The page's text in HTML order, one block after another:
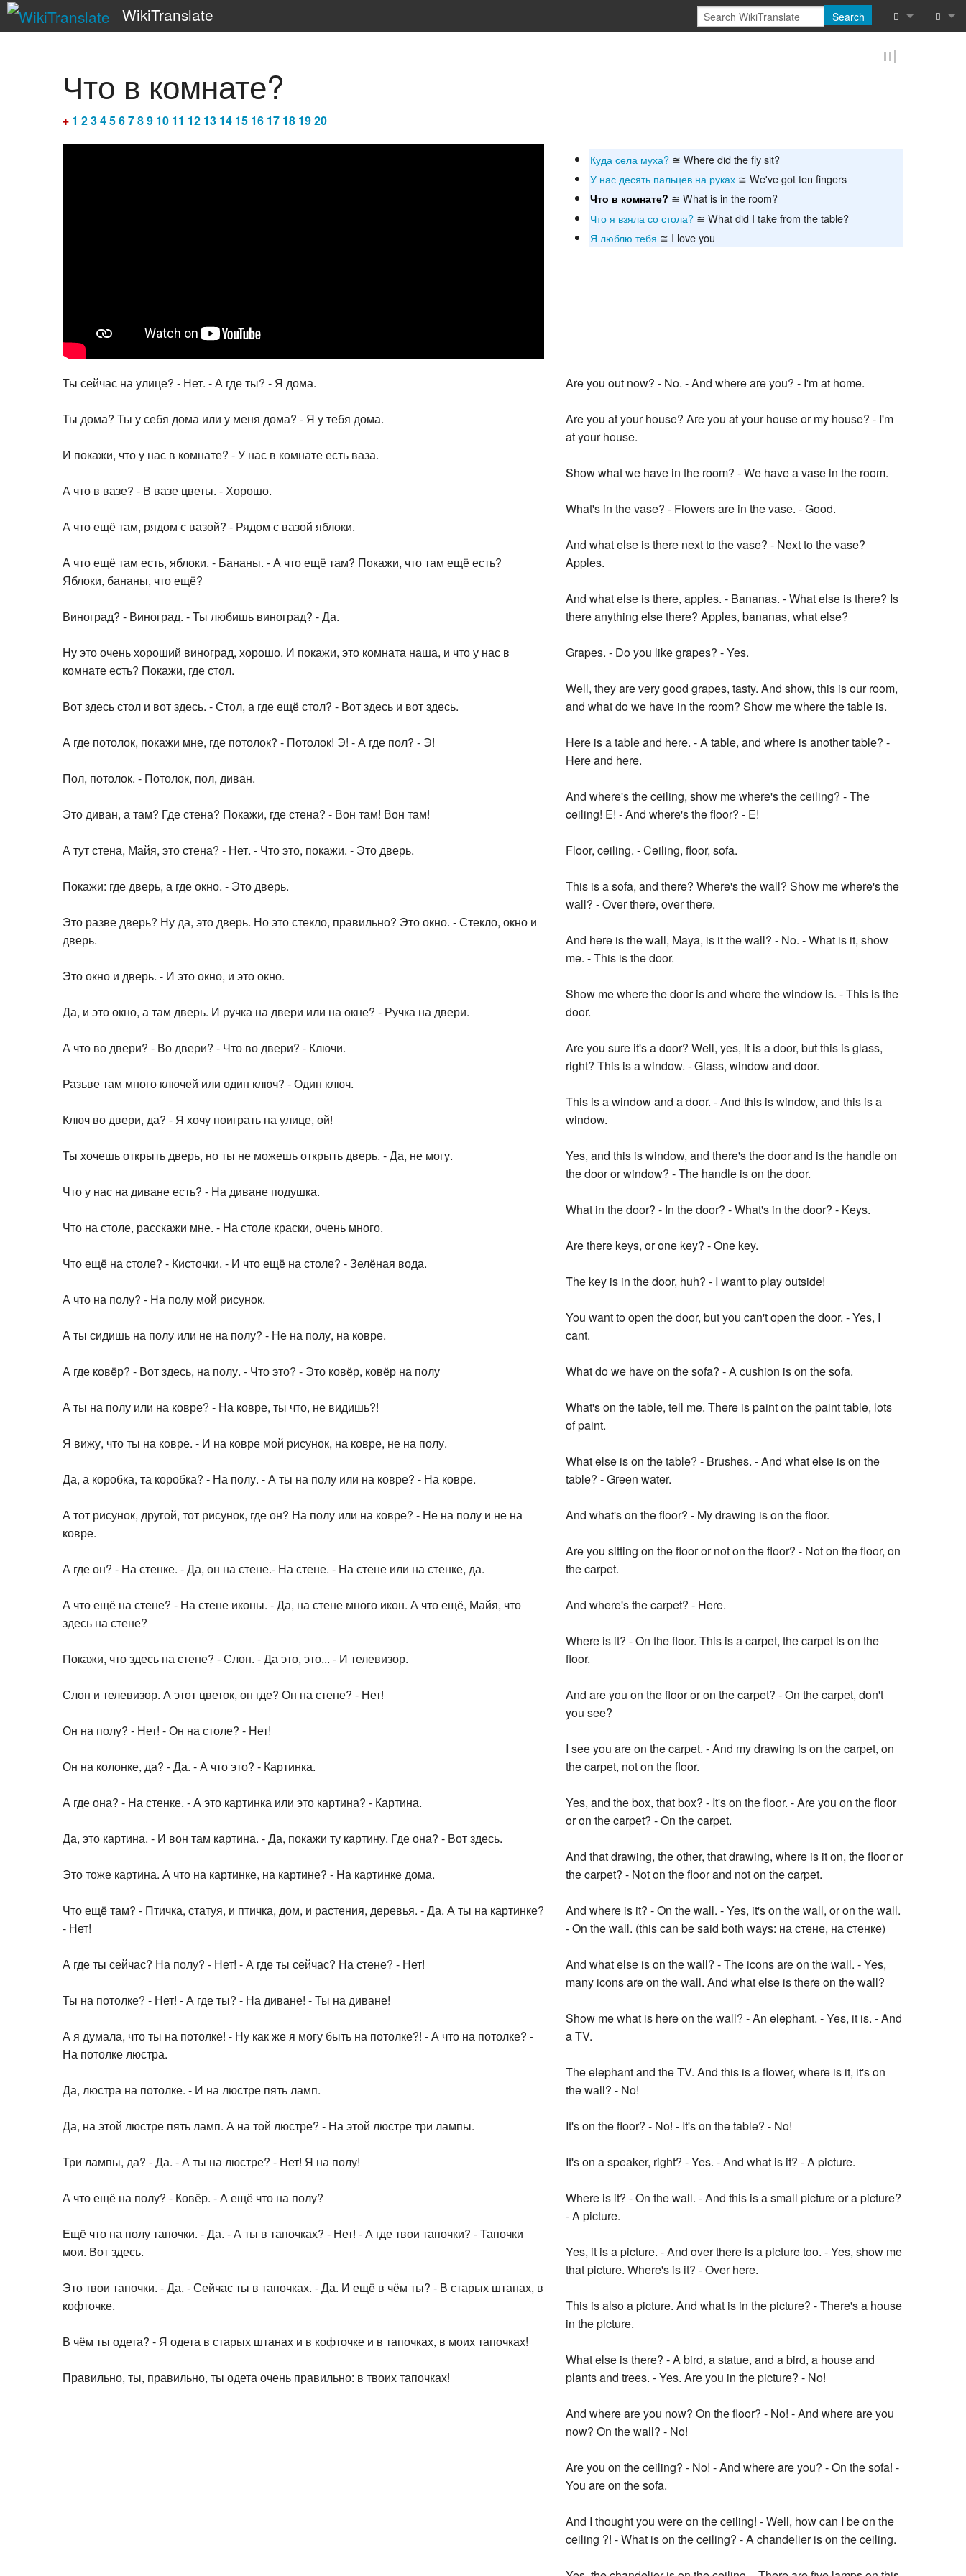
WikiTranslate Search
Что в комнате?
+ 1 23456789 10 11 12 13 14 15 16 17 18 1920
Куда села муха? ≅ Where did the fly sit?
У нас десять пальцев на руках ≅ We've got ten fingers
Что в комнате? ≅ What is in the room?
Что я взяла со стола? ≅ What did I take from the table?
Я люблю тебя ≅ I love you
Ты сейчас на улице? - Нет. - А где ты? - Я дома.
Ты дома? Ты у себя дома или у меня дома? - Я у тебя дома.
И покажи, что у нас в комнате? - У нас в комнате есть ваза.
А что в вазе? - В вазе цветы. - Хорошо.
А что ещё там, рядом с вазой? - Рядом с вазой яблоки.
А что ещё там есть, яблоки. - Бананы. - А что ещё там? Покажи, что там ещё есть?
Яблоки, бананы, что ещё?
Виноград? - Виноград. - Ты любишь виноград? - Да.
Ну это очень хороший виноград, хорошо. И покажи, это комната наша, и что у нас в
комнате есть? Покажи, где стол.
Вот здесь стол и вот здесь. - Стол, а где ещё стол? - Вот здесь и вот здесь.
А где потолок, покажи мне, где потолок? - Потолок! Э! - А где пол? - Э!
Пол, потолок. - Потолок, пол, диван.
Это диван, а там? Где стена? Покажи, где стена? - Вон там! Вон там!
А тут стена, Майя, это стена? - Нет. - Что это, покажи. - Это дверь.
Покажи: где дверь, а где окно. - Это дверь.
Это разве дверь? Ну да, это дверь. Но это стекло, правильно? Это окно. - Стекло, окно и
дверь.
Это окно и дверь. - И это окно, и это окно.
Да, и это окно, а там дверь. И ручка на двери или на окне? - Ручка на двери.
А что во двери? - Во двери? - Что во двери? - Ключи.
Разьве там много ключей или один ключ? - Один ключ.
Ключ во двери, да? - Я хочу поиграть на улице, ой!
Ты хочешь открыть дверь, но ты не можешь открыть дверь. - Да, не могу.
Что у нас на диване есть? - На диване подушка.
Что на столе, расскажи мне. - На столе краски, очень много.
Что ещё на столе? - Кисточки. - И что ещё на столе? - Зелёная вода.
А что на полу? - На полу мой рисунок.
А ты сидишь на полу или не на полу? - Не на полу, на ковре.
А где ковёр? - Вот здесь, на полу. - Что это? - Это ковёр, ковёр на полу
А ты на полу или на ковре? - На ковре, ты что, не видишь?!
Я вижу, что ты на ковре. - И на ковре мой рисунок, на ковре, не на полу.
Да, а коробка, та коробка? - На полу. - А ты на полу или на ковре? - На ковре.
А тот рисунок, другой, тот рисунок, где он? На полу или на ковре? - Не на полу и не на
ковре.
А где он? - На стенке. - Да, он на стене.- На стене. - На стене или на стенке, да.
А что ещё на стене? - На стене иконы. - Да, на стене много икон. А что ещё, Майя, что
здесь на стене?
Покажи, что здесь на стене? - Слон. - Да это, это... - И телевизор.
Слон и телевизор. А этот цветок, он где? Он на стене? - Нет!
Он на полу? - Нет! - Он на столе? - Нет!
Он на колонке, да? - Да. - А что это? - Картинка.
А где она? - На стенке. - А это картинка или это картина? - Картина.
Да, это картина. - И вон там картина. - Да, покажи ту картину. Где она? - Вот здесь.
Это тоже картина. А что на картинке, на картине? - На картинке дома.
Что ещё там? - Птичка, статуя, и птичка, дом, и растения, деревья. - Да. А ты на картинке?
- Нет!
А где ты сейчас? На полу? - Нет! - А где ты сейчас? На стене? - Нет!
Ты на потолке? - Нет! - А где ты? - На диване! - Ты на диване!
А я думала, что ты на потолке! - Ну как же я могу быть на потолке?! - А что на потолке? -
На потолке люстра.
Да, люстра на потолке. - И на люстре пять ламп.
Да, на этой люстре пять ламп. А на той люстре? - На этой люстре три лампы.
Три лампы, да? - Да. - А ты на люстре? - Нет! Я на полу!
А что ещё на полу? - Ковёр. - А ещё что на полу?
Ещё что на полу тапочки. - Да. - А ты в тапочках? - Нет! - А где твои тапочки? - Тапочки
мои. Вот здесь.
Это твои тапочки. - Да. - Сейчас ты в тапочках. - Да. И ещё в чём ты? - В старых штанах, в
кофточке.
В чём ты одета? - Я одета в старых штанах и в кофточке и в тапочках, в моих тапочках!
Правильно, ты, правильно, ты одета очень правильно: в твоих тапочках!
Are you out now? - No. - And where are you? - I'm at home.
Are you at your house? Are you at your house or my house? - I'm
at your house.
Show what we have in the room? - We have a vase in the room.
What's in the vase? - Flowers are in the vase. - Good.
And what else is there next to the vase? - Next to the vase?
Apples.
And what else is there, apples. - Bananas. - What else is there? Is
there anything else there? Apples, bananas, what else?
Grapes. - Do you like grapes? - Yes.
Well, they are very good grapes, tasty. And show, this is our room,
and what do we have in the room? Show me where the table is.
Here is a table and here. - A table, and where is another table? -
Here and here.
And where's the ceiling, show me where's the ceiling? - The
ceiling! E! - And where's the floor? - E!
Floor, ceiling. - Ceiling, floor, sofa.
This is a sofa, and there? Where's the wall? Show me where's the
wall? - Over there, over there.
And here is the wall, Maya, is it the wall? - No. - What is it, show
me. - This is the door.
Show me where the door is and where the window is. - This is the
door.
Are you sure it's a door? Well, yes, it is a door, but this is glass,
right? This is a window. - Glass, window and door.
This is a window and a door. - And this is window, and this is a
window.
Yes, and this is window, and there's the door and is the handle on
the door or window? - The handle is on the door.
What in the door? - In the door? - What's in the door? - Keys.
Are there keys, or one key? - One key.
The key is in the door, huh? - I want to play outside!
You want to open the door, but you can't open the door. - Yes, I
cant.
What do we have on the sofa? - A cushion is on the sofa.
What's on the table, tell me. There is paint on the paint table, lots
of paint.
What else is on the table? - Brushes. - And what else is on the
table? - Green water.
And what's on the floor? - My drawing is on the floor.
Are you sitting on the floor or not on the floor? - Not on the floor, on
the carpet.
And where's the carpet? - Here.
Where is it? - On the floor. This is a carpet, the carpet is on the
floor.
And are you on the floor or on the carpet? - On the carpet, don't
you see?
I see you are on the carpet. - And my drawing is on the carpet, on
the carpet, not on the floor.
Yes, and the box, that box? - It's on the floor. - Are you on the floor
or on the carpet? - On the carpet.
And that drawing, the other, that drawing, where is it on, the floor or
the carpet? - Not on the floor and not on the carpet.
And where is it? - On the wall. - Yes, it's on the wall, or on the wall.
- On the wall. (this can be said both ways: на стене, на стенке)
And what else is on the wall? - The icons are on the wall. - Yes,
many icons are on the wall. And what else is there on the wall?
Show me what is here on the wall? - An elephant. - Yes, it is. - And
a TV.
The elephant and the TV. And this is a flower, where is it, it's on
the wall? - No!
It's on the floor? - No! - It's on the table? - No!
It's on a speaker, right? - Yes. - And what is it? - A picture.
Where is it? - On the wall. - And this is a small picture or a picture?
- A picture.
Yes, it is a picture. - And over there is a picture too. - Yes, show me
that picture. Where's is it? - Over here.
This is also a picture. And what is in the picture? - There's a house
in the picture.
What else is there? - A bird, a statue, and a bird, a house and
plants and trees. - Yes. Are you in the picture? - No!
And where are you now? On the floor? - No! - And where are you
now? On the wall? - No!
Are you on the ceiling? - No! - And where are you? - On the sofa! -
You are on the sofa.
And I thought you were on the ceiling! - Well, how can I be on the
ceiling ?! - What is on the ceiling? - A chandelier is on the ceiling.